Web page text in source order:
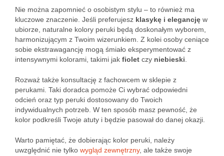
Nie można zapomnieć o osobistym stylu – to również ma
kluczowe znaczenie. Jeśli preferujesz klasykę i elegancję w
ubiorze, naturalne kolory peruki będą doskonałym wyborem,
harmonizującym z Twoim wizerunkiem. Z kolei osoby ceniące
sobie ekstrawagancję mogą śmiało eksperymentować z
intensywnymi kolorami, takimi jak fiolet czy niebieski
Rozważ także konsultację z fachowcem w sklepie z
perukami. Taki doradca pomoże Ci wybrać odpowiedni
odcień oraz typ peruki dostosowany do Twoich
indywidualnych potrzeb. W ten sposób masz pewność, że
kolor podkreśli Twoje atuty i będzie pasował do danej okazji.
Warto pamiętać, że dobierając kolor peruki, należy
uwzględnić nie tylko wygląd zewnętrzny, ale także swoje